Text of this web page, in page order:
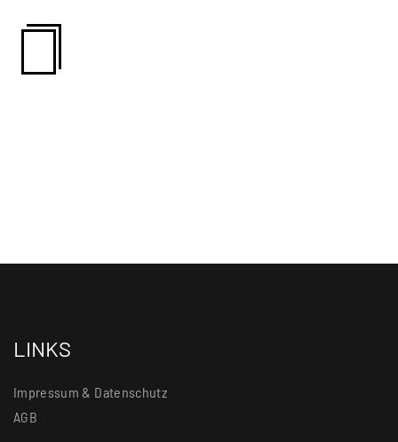
LINKS
Impressum & Datenschutz
AGB